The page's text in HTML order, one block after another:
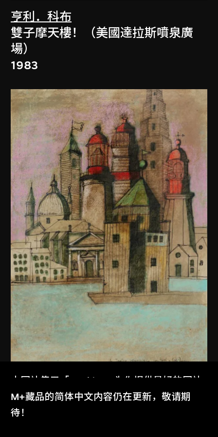
亨利．科布
雙子摩天樓！（美國達拉斯噴泉廣
場）
1983
阿爾多．羅西
本网站使用「Cookies」为你提供最好的网站
体验。
了解更多
M+藏品的简体中文内容仍在更新，敬请期
待！